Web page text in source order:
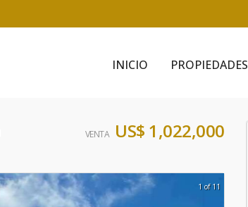
INICIO PROPIEDADES
VENTA US$ 1,022,000
1 of 11